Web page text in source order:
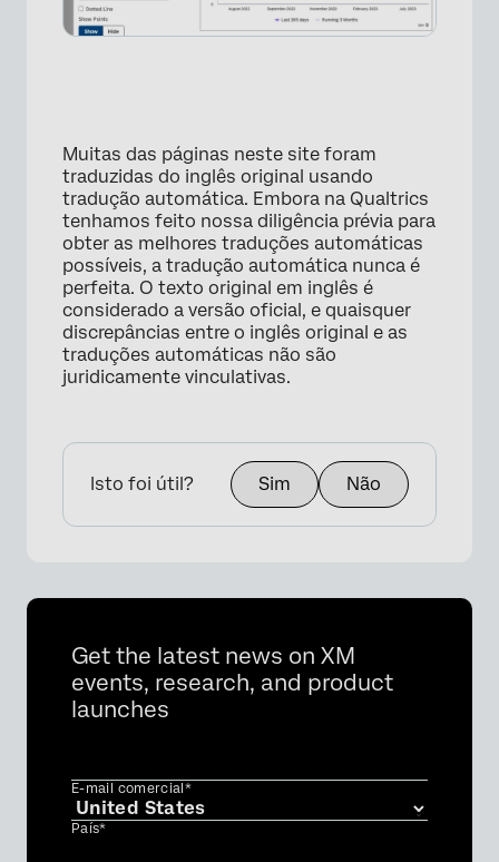
×
Muitas das páginas neste site foram
traduzidas do inglês original usando
tradução automática. Embora na Qualtrics
tenhamos feito nossa diligência prévia para
obter as melhores traduções automáticas
possíveis, a tradução automática nunca é
perfeita. O texto original em inglês é
considerado a versão oficial, e quaisquer
discrepâncias entre o inglês original e as
traduções automáticas não são
juridicamente vinculativas.
Isto foi útil? Sim Não
Get the latest news on XM
events, research, and product
launches
E-mail comercial*
País*